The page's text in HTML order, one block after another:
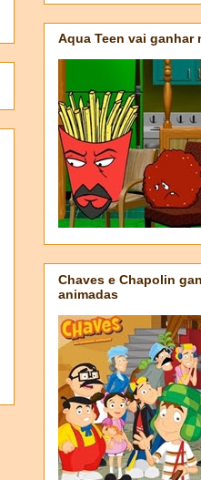
Aqua Teen vai ganhar
Chaves e Chapolin
animadas